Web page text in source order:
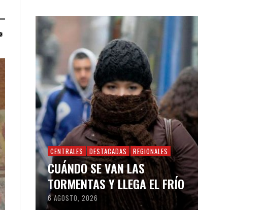
CENTRALES DESTACADAS REGIONALES
CUÁNDO SE VAN LAS
TORMENTAS Y LLEGA EL FRÍO
6 AGOSTO, 2026